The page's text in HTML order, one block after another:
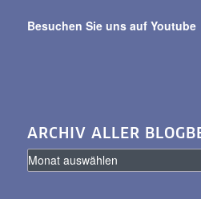
Besuchen Sie uns auf Youtube
ARCHIV ALLER